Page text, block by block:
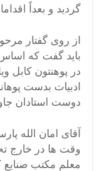
گردید و بعداً
از روی گفتار
باید گفت که
در پوهنتون کابل
ادبیات بدست
دوست استادان
آقای امان الله
وقت ها در خارج
معلم مکتب صنایع